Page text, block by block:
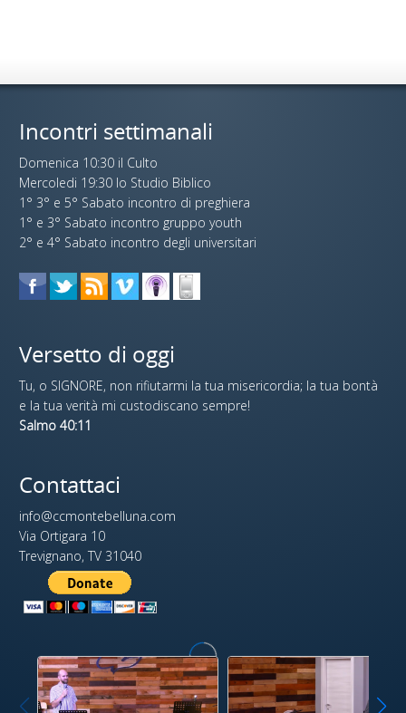
Incontri settimanali
Domenica 10:30 il Culto
Mercoledi 19:30 lo Studio Biblico
1° 3° e 5° Sabato incontro di preghiera
1° e 3° Sabato incontro gruppo youth
2° e 4° Sabato incontro degli universitari
Versetto di oggi
Tu, o SIGNORE, non rifiutarmi la tua misericordia; la tua bontà
e la tua verità mi custodiscano sempre!
Salmo 40:11
Contattaci
info@ccmontebelluna.com
Via Ortigara 10
Trevignano, TV 31040